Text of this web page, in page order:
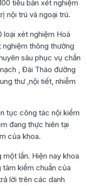
tiêu bản xét nghiệm
nội trú và ngoại trú.
xét nghiệm Hoá
thông thường
sâu phục vụ chẩn
, Đái Tháo đường
thư ,nội tiết, nhiễm
tục công tác nội kiểm
đang thực hiên tại
của khoa.
lần. Hiện nay khoa
tâm kiểm chuẩn của
lời trên các danh